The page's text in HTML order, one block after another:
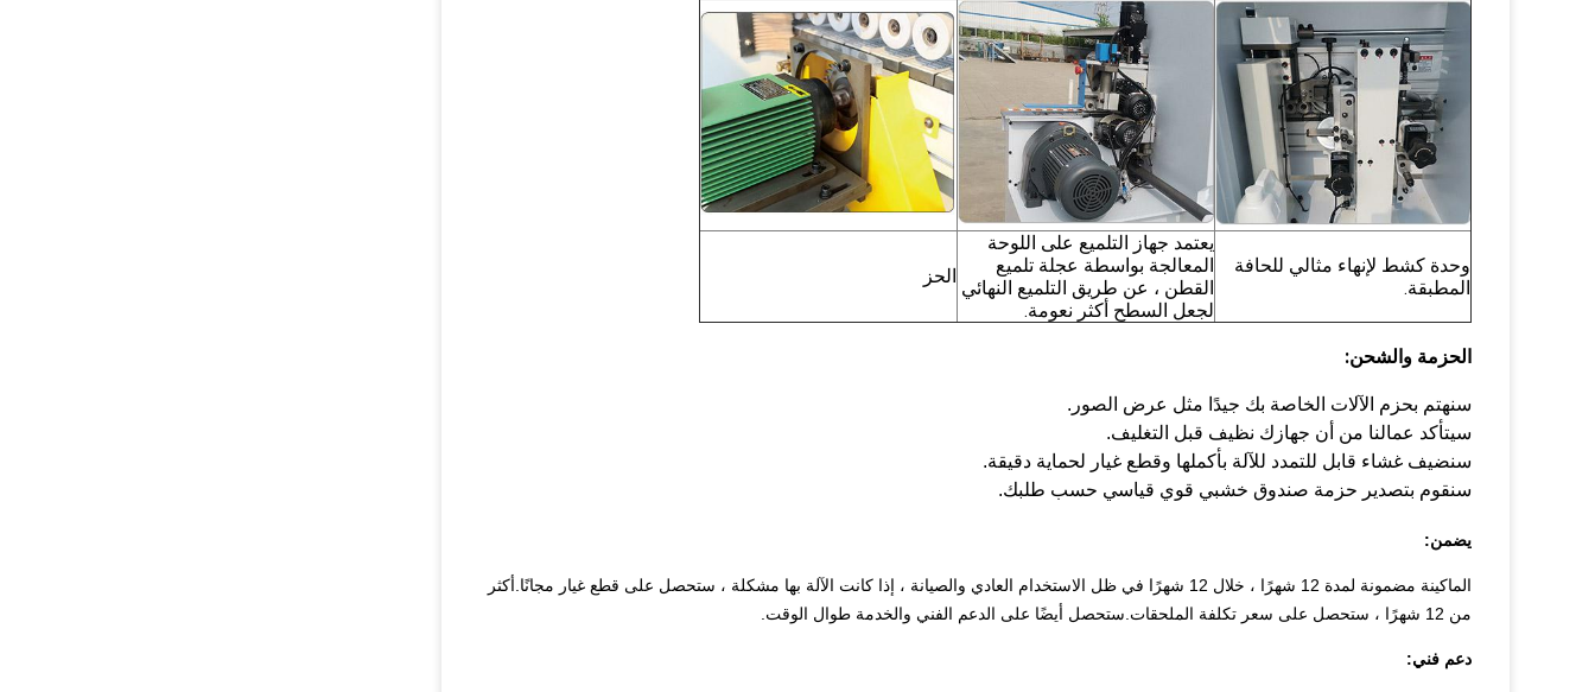
وحدة كشط لإنهاء مثالي للحافة
المطبقة.
يعتمد جهاز التلميع على اللوحة
المعالجة بواسطة عجلة تلميع
القطن ، عن طريق التلميع النهائي
لجعل السطح أكثر نعومة.
الحز
الحزمة والشحن:
سنهتم بحزم الآلات الخاصة بك جيدًا مثل عرض الصور.
سيتأكد عمالنا من أن جهازك نظيف قبل التغليف.
سنضيف غشاء قابل للتمدد للآلة بأكملها وقطع غيار لحماية دقيقة.
سنقوم بتصدير حزمة صندوق خشبي قوي قياسي حسب طلبك.
يضمن:
الماكينة مضمونة لمدة 12 شهرًا ، خلال 12 شهرًا في ظل الاستخدام العادي والصيانة ، إذا كانت الآلة بها مشكلة ، ستحصل على قطع غيار مجانًا.أكثر
من 12 شهرًا ، ستحصل على سعر تكلفة الملحقات.ستحصل أيضًا على الدعم الفني والخدمة طوال الوقت.
دعم فني: